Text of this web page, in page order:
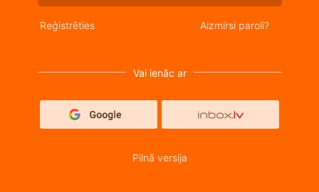
Reģistrēties Aizmirsi paroli?
Vai ienāc ar
Pilnā versija